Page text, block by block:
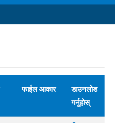
फाईल आकार
डाउनलोड
गर्नुहोस्